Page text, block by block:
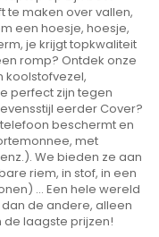
te maken over vallen,
een ​​hoesje, hoesje,
je krijgt topkwaliteit
romp? Ontdek onze
koolstofvezel,
perfect zijn tegen
eerder Cover?
beschermt en
met
We bieden ze aan
riem, in stof, in een
... Een hele wereld
de andere, alleen
de laagste prijzen!